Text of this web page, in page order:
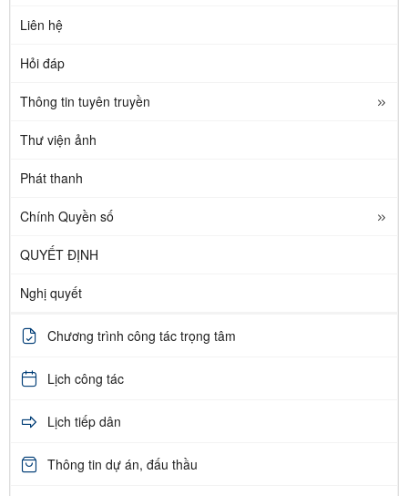
Liên hệ
Hỏi đáp
Thông tin tuyên truyền
Thư viện ảnh
Phát thanh
Chính Quyền số
QUYẾT ĐỊNH
Nghị quyết
Chương trình công tác trọng tâm
Lịch công tác
Lịch tiếp dân
Thông tin dự án, đấu thầu